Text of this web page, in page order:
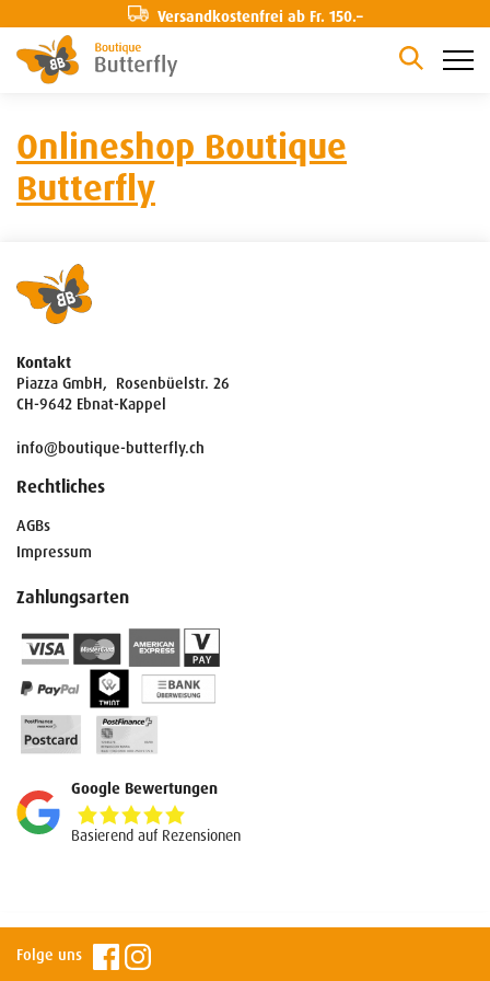
Versandkostenfrei ab Fr. 150.–
Onlineshop Boutique
Butterfly
Kontakt
Piazza GmbH, Rosenbüelstr. 26
CH-9642 Ebnat-Kappel
info@boutique-butterfly.ch
Rechtliches
AGBs
Impressum
Zahlungsarten
Google Bewertungen
5,0
rating
Basierend auf Rezensionen
Folge uns